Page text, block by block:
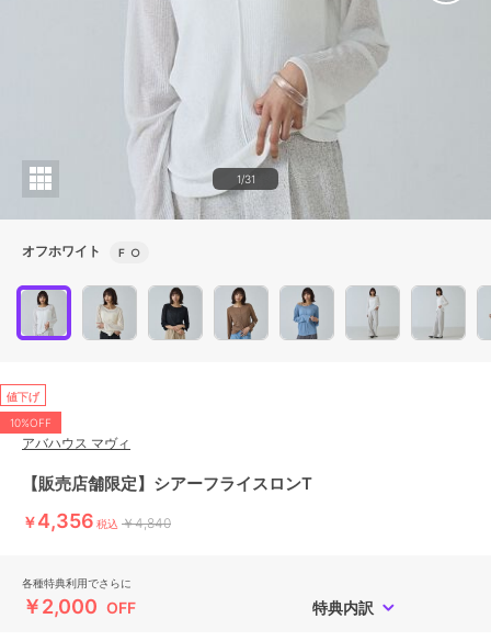
1/31
オフホワイト F ○
値下げ
10%OFF
アバハウス マヴィ
【販売店舗限定】シアーフライスロンT
￥4,356 税込 ￥4,840
各種特典利用でさらに
￥2,000 OFF 特典内訳